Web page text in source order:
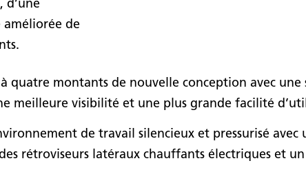
d’une
de
quatre montants de nouvelle conception avec
meilleure visibilité et une plus grande facilité
de travail silencieux et pressurisé avec
rétroviseurs latéraux chauffants électriques et